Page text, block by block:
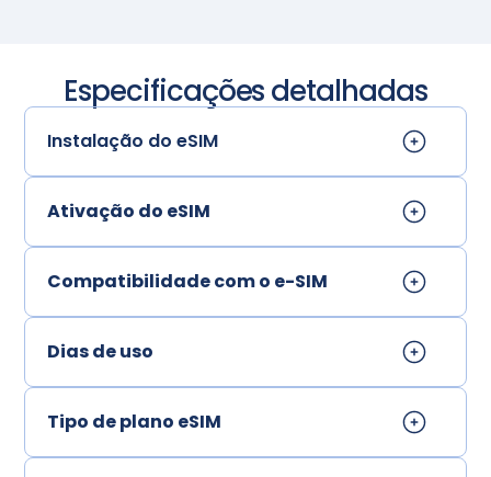
Especificações detalhadas
Instalação do eSIM
Ativação do eSIM
Compatibilidade com o e-SIM
Dias de uso
Tipo de plano eSIM